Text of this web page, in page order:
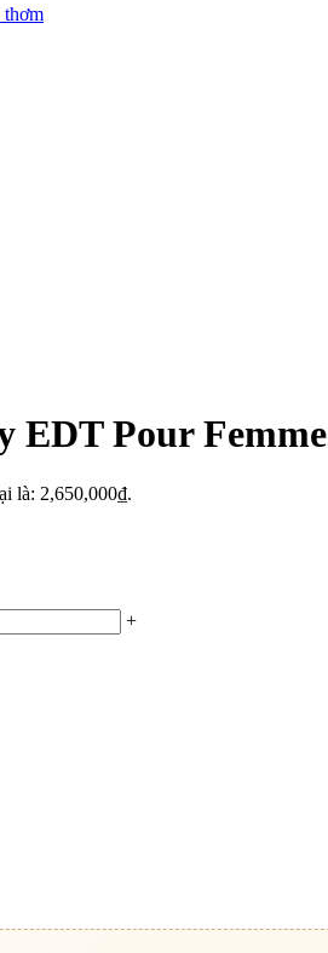
thơm
EDT Pour Femme
là: 2,650,000₫.
+